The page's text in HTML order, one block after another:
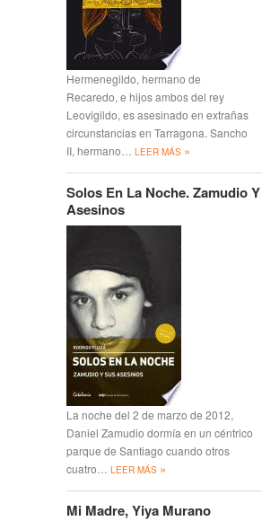
Hermenegildo, hermano de
Recaredo, e hijos ambos del rey
Leovigildo, es asesinado en extrañas
circunstancias en Tarragona. Sancho
II, hermano…
LEER MÁS »
Solos En La Noche. Zamudio
Asesinos
La noche del 2 de marzo de 2012,
Daniel Zamudio dormía en un céntrico
parque de Santiago cuando otros
cuatro…
LEER MÁS »
Mi Madre, Yiya Murano